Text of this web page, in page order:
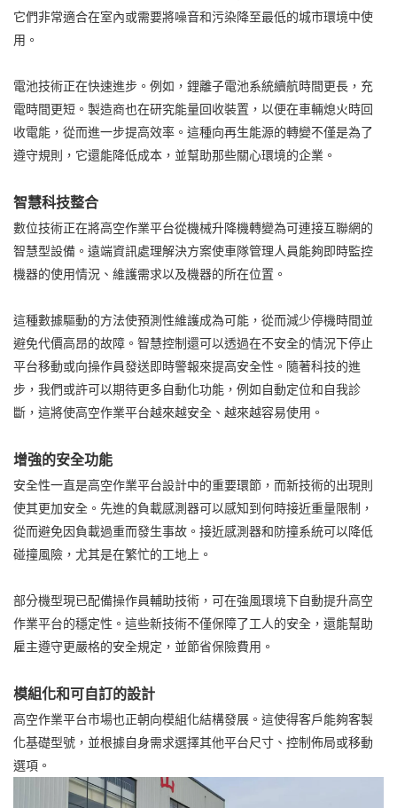
它們非常適合在室內或需要將噪音和污染降至最低的城市環境中使
用。
電池技術正在快速進步。例如，鋰離子電池系統續航時間更長，充
電時間更短。製造商也在研究能量回收裝置，以便在車輛熄火時回
收電能，從而進一步提高效率。這種向再生能源的轉變不僅是為了
遵守規則，它還能降低成本，並幫助那些關心環境的企業。
智慧科技整合
數位技術正在將高空作業平台從機械升降機轉變為可連接互聯網的
智慧型設備。遠端資訊處理解決方案使車隊管理人員能夠即時監控
機器的使用情況、維護需求以及機器的所在位置。
這種數據驅動的方法使預測性維護成為可能，從而減少停機時間並
避免代價高昂的故障。智慧控制還可以透過在不安全的情況下停止
平台移動或向操作員發送即時警報來提高安全性。隨著科技的進
步，我們或許可以期待更多自動化功能，例如自動定位和自我診
斷，這將使高空作業平台越來越安全、越來越容易使用。
增強的安全功能
安全性一直是高空作業平台設計中的重要環節，而新技術的出現則
使其更加安全。先進的負載感測器可以感知到何時接近重量限制，
從而避免因負載過重而發生事故。接近感測器和防撞系統可以降低
碰撞風險，尤其是在繁忙的工地上。
部分機型現已配備操作員輔助技術，可在強風環境下自動提升高空
作業平台的穩定性。這些新技術不僅保障了工人的安全，還能幫助
雇主遵守更嚴格的安全規定，並節省保險費用。
模組化和可自訂的設計
高空作業平台市場也正朝向模組化結構發展。這使得客戶能夠客製
化基礎型號，並根據自身需求選擇其他平台尺寸、控制佈局或移動
選項。